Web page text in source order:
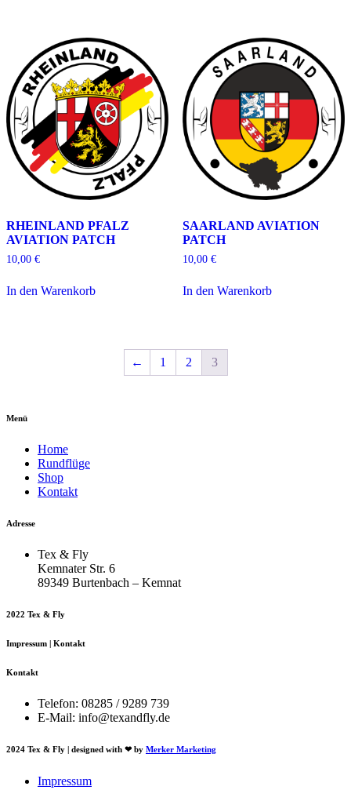
RHEINLAND PFALZ
AVIATION PATCH
10,00 €
In den Warenkorb
SAARLAND AVIATION
PATCH
10,00 €
In den Warenkorb
← 1 2 3
Menü
Home
Rundflüge
Shop
Kontakt
Adresse
Tex & Fly
Kemnater Str. 6
89349 Burtenbach – Kemnat
2022 Tex & Fly
Impressum | Kontakt
Kontakt
Telefon: 08285 / 9289 739
E-Mail: info@texandfly.de
2024 Tex & Fly | designed with ❤ by Merker Marketing
Impressum